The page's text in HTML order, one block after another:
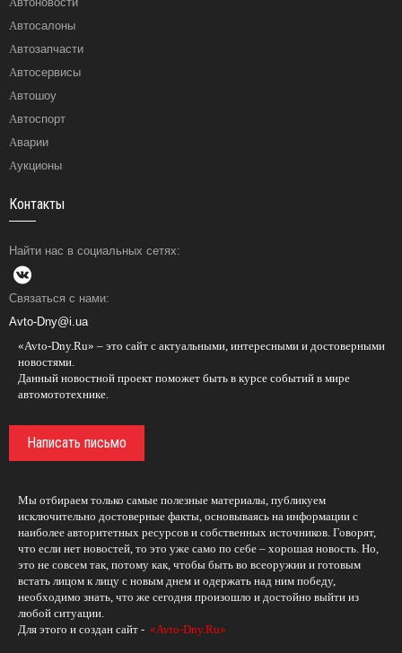
Автосалоны
Автозапчасти
Автосервисы
Автошоу
Автоспорт
Аварии
Аукционы
Контакты
Найти нас в социальных сетях:
Связаться с нами:
Avto-Dny@i.ua
«Avto-Dny.Ru» – это сайт с актуальными, интересными и достоверными
новостями.
Данный новостной проект поможет быть в курсе событий в мире
автомототехнике.
Написать письмо
Мы отбираем только самые полезные материалы, публикуем
исключительно достоверные факты, основываясь на информации с
наиболее авторитетных ресурсов и собственных источников. Говорят,
что если нет новостей, то это уже само по себе – хорошая новость. Но,
это не совсем так, потому как, чтобы быть во всеоружии и готовым
встать лицом к лицу с новым днем и одержать над ним победу,
необходимо знать, что же сегодня произошло и достойно выйти из
любой ситуации.
Для этого и создан сайт - «Avto-Dny.Ru»